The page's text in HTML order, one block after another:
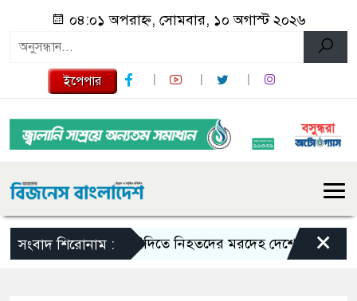
০৪:০১ অপরাহ্ন, সোমবার, ১০ অগাস্ট ২০২৬
ইপেপার
সংবাদ শিরোনাম :সৌদিতে নিহতদের মরদেহ দেশে ফেরাতে ব্যবস্থা
×